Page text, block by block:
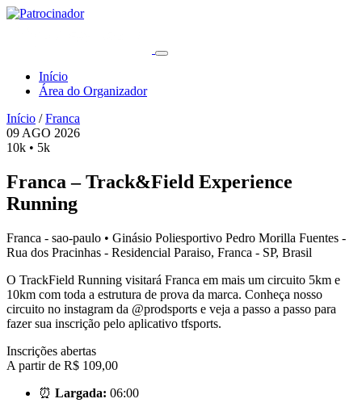
Início
Área do Organizador
Início / Franca
09 AGO 2026
10k • 5k
Franca – Track&Field Experience
Running
Franca - sao-paulo • Ginásio Poliesportivo Pedro Morilla Fuentes -
Rua dos Pracinhas - Residencial Paraiso, Franca - SP, Brasil
O TrackField Running visitará Franca em mais um circuito 5km e
10km com toda a estrutura de prova da marca. Conheça nosso
circuito no instagram da @prodsports e veja a passo a passo para
fazer sua inscrição pelo aplicativo tfsports.
Inscrições abertas
A partir de R$ 109,00
⏰ Largada: 06:00